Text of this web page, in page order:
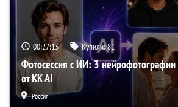
00:27:12 Купили:81
Фотосессия с ИИ: 3
от KK AI
Россия